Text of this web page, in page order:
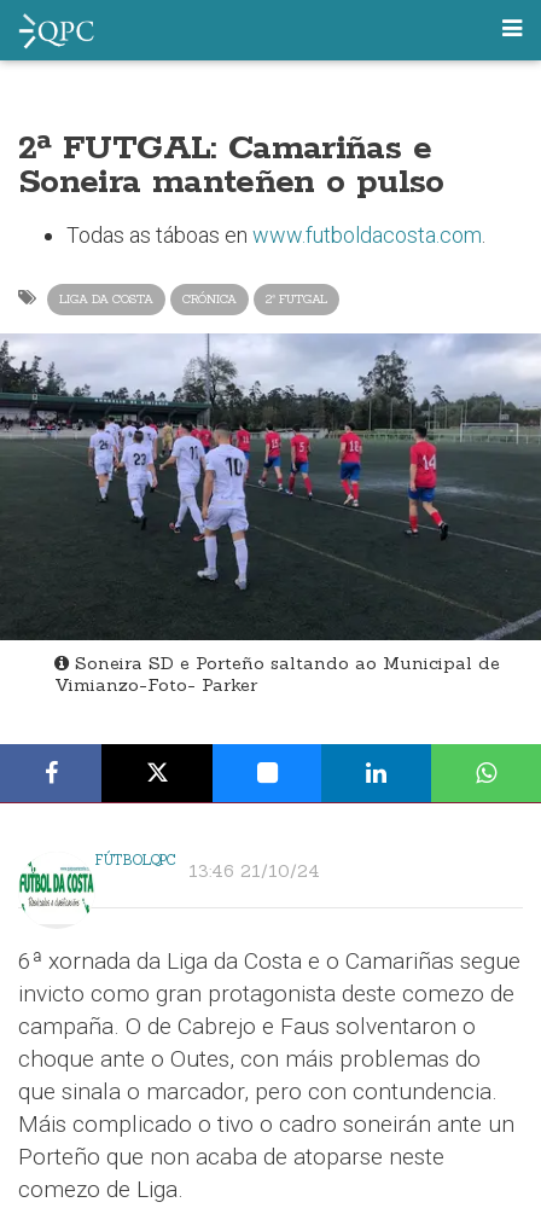
2ª FUTGAL: Camariñas e
Soneira manteñen o pulso
Todas as táboas en www.futboldacosta.com
LIGA DA COSTA CRÓNICA 2ª FUTGAL
Soneira SD e Porteño saltando ao Municipal de
Vimianzo-Foto- Parker
FÚTBOLQPC 13:46 21/10/24
6ª xornada da Liga da Costa e o Camariñas segue
invicto como gran protagonista deste comezo de
campaña. O de Cabrejo e Faus solventaron o
choque ante o Outes, con máis problemas do
que sinala o marcador, pero con contundencia.
Máis complicado o tivo o cadro soneirán ante un
Porteño que non acaba de atoparse neste
comezo de Liga.